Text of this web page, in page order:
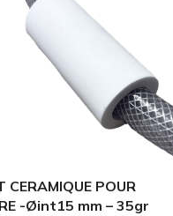
CERAMIQUE POUR
-Øint15 mm – 35gr